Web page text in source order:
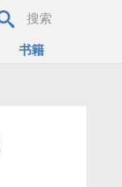
书籍